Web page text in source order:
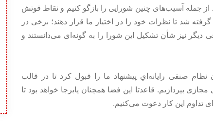
از جمله آسیب‌های چنین شورایی را بازگو کنیم و نقاط قوتش
شد تا نظرات خود را در اختیار ما قرار دهند؛ برخی در
دیگر نیز شأن تشکیل این شورا را به گونه‌ای می‌دانستند و
صنفی رايانه‌اي پیشنهاد ما را قبول کرد تا در قالب
بپردازیم. قاعدتا این فضا همچنان پابرجا خواهد بود تا
تداوم این کار دعوت می‌کنیم.